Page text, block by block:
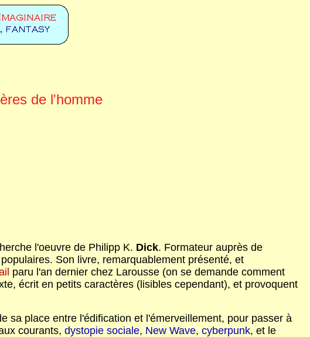
de l'homme
l'oeuvre de Philipp K. Dick. Formateur auprès de
Son livre, remarquablement présenté, et
paru l'an dernier chez Larousse (on se demande comment
écrit en petits caractères (lisibles cependant), et provoquent
sa place entre l'édification et l'émerveillement, pour passer à
courants, dystopie sociale, New Wave, cyberpunk, et le